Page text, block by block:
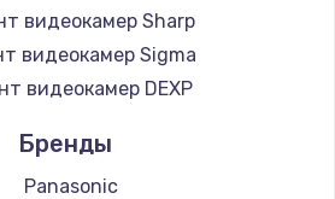
видеокамер Sharp
видеокамер Sigma
видеокамер DEXP
Бренды
Panasonic